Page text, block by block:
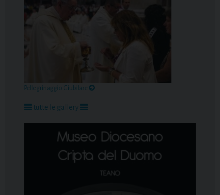
Pellegrinaggio Giubilare
tutte le gallery